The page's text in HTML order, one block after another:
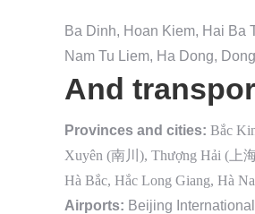
Ba Dinh, Hoan Kiem, Hai Ba
Nam Tu Liem, Ha Dong,
And
Provinces and cities: Bắc
Xuyên (南川), Thượng Hải (上
Hà Bắc, Hắc Long Giang, Hà
Airports: Beijing